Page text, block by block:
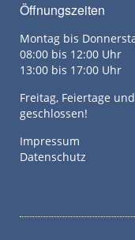
Öffnungszeiten
Montag bis
08:00 bis 12:00 Uhr
13:00 bis 17:00 Uhr
Freitag, Feiertage
geschlossen!
Impressum
Datenschutz